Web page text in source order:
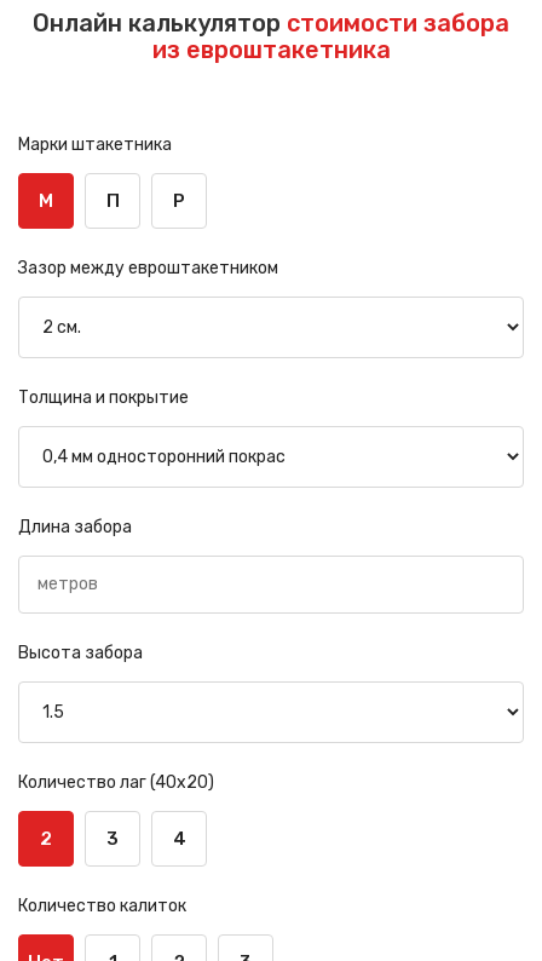
Онлайн калькулятор стоимости забора
из евроштакетника
Марки штакетника
М П Р
Зазор между евроштакетником
Толщина и покрытие
Длина забора
Высота забора
Количество лаг (40х20)
2 3 4
Количество калиток